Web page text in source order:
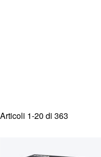
Articoli 1-20 di 363